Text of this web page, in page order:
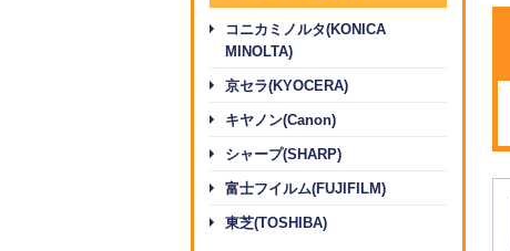
コニカミノルタ(KONICA
MINOLTA)
京セラ(KYOCERA)
キヤノン(Canon)
シャープ(SHARP)
富士フイルム(FUJIFILM)
東芝(TOSHIBA)